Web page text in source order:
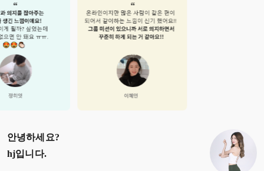
안녕하세요?
hj입니다.